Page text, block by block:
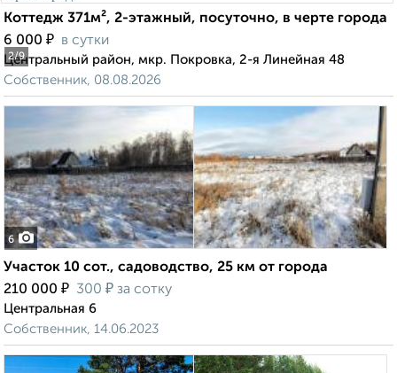
2/9
Коттедж 371м², 2-этажный, посуточно, в черте города
6 000 ₽ в сутки
Центральный район, мкр. Покровка, 2-я Линейная 48
Собственник, 08.08.2026
6
Участок 10 сот., садоводство, 25 км от города
210 000 ₽ 300 ₽ за сотку
Центральная 6
Собственник, 14.06.2023